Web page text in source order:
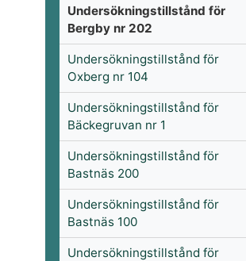
Undersökningstillstånd för
Bergby nr 202
Undersökningstillstånd för
Oxberg nr 104
Undersökningstillstånd för
Bäckegruvan nr 1
Undersökningstillstånd för
Bastnäs 200
Undersökningstillstånd för
Bastnäs 100
Undersökningstillstånd för